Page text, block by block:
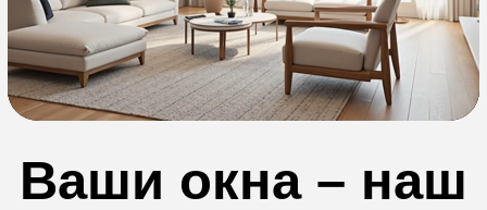
Если у вас в доме
эркеры или угловые окна